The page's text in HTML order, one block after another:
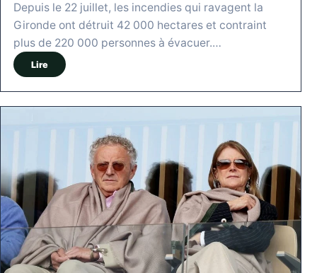
Depuis le 22 juillet, les incendies qui ravagent la
Gironde ont détruit 42 000 hectares et contraint
plus de 220 000 personnes à évacuer.…
Lire